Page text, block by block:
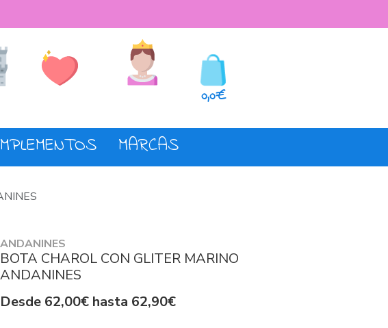
0,0€
MARCAS
ANDANINES
BOTA CHAROL CON GLITER MARINO
ANDANINES
Desde 62,00€ hasta 62,90€